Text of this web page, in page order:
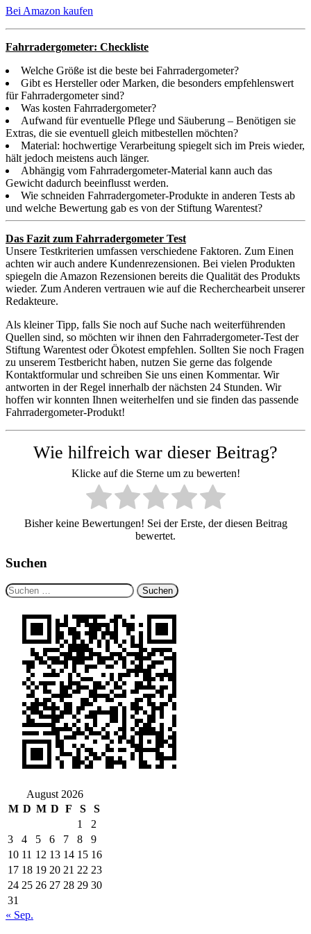
Bei Amazon kaufen
Fahrradergometer: Checkliste
Welche Größe ist die beste bei Fahrradergometer?
Gibt es Hersteller oder Marken, die besonders empfehlenswert
für Fahrradergometer sind?
Was kosten Fahrradergometer?
Aufwand für eventuelle Pflege und Säuberung – Benötigen sie
Extras, die sie eventuell gleich mitbestellen möchten?
Material: hochwertige Verarbeitung spiegelt sich im Preis wieder,
hält jedoch meistens auch länger.
Abhängig vom Fahrradergometer-Material kann auch das
Gewicht dadurch beeinflusst werden.
Wie schneiden Fahrradergometer-Produkte in anderen Tests ab
und welche Bewertung gab es von der Stiftung Warentest?
Das Fazit zum Fahrradergometer Test
Unsere Testkriterien umfassen verschiedene Faktoren. Zum Einen
achten wir auch andere Kundenrezensionen. Bei vielen Produkten
spiegeln die Amazon Rezensionen bereits die Qualität des Produkts
wieder. Zum Anderen vertrauen wie auf die Recherchearbeit unserer
Redakteure.
Als kleiner Tipp, falls Sie noch auf Suche nach weiterführenden
Quellen sind, so möchten wir ihnen den Fahrradergometer-Test der
Stiftung Warentest oder Ökotest empfehlen. Sollten Sie noch Fragen
zu unserem Testbericht haben, nutzen Sie gerne das folgende
Kontaktformular und schreiben Sie uns einen Kommentar. Wir
antworten in der Regel innerhalb der nächsten 24 Stunden. Wir
hoffen wir konnten Ihnen weiterhelfen und sie finden das passende
Fahrradergometer-Produkt!
Wie hilfreich war dieser Beitrag?
Klicke auf die Sterne um zu bewerten!
Bisher keine Bewertungen! Sei der Erste, der diesen Beitrag
bewertet.
Suchen
Suchen
nach:
August 2026
M D M D F S
S
1
2
3
4 5 6 7 8
9
10 11 12 13 14 15 16
17 18 19 20 21 22 23
24 25 26 27 28 29 30
31
« Sep.